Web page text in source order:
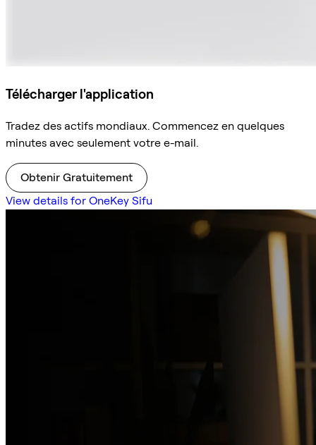
Télécharger l'application
Tradez des actifs mondiaux. Commencez en quelques
minutes avec seulement votre e-mail.
Obtenir Gratuitement
View details for OneKey Sifu